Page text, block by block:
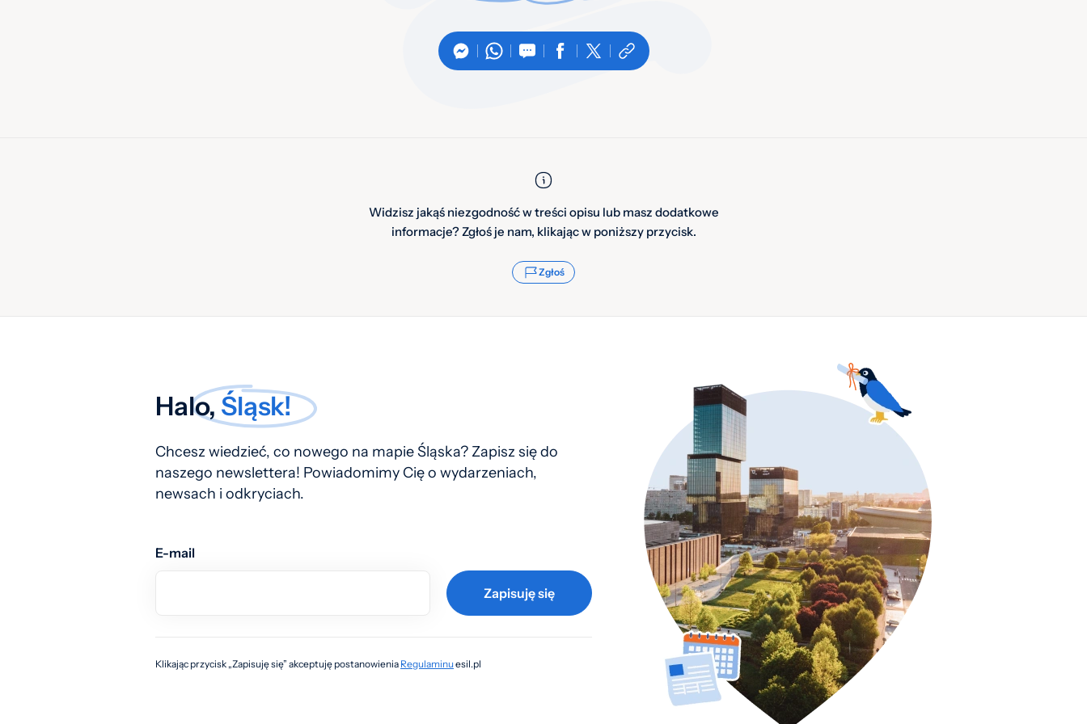
Widzisz jakąś niezgodność w treści opisu lub masz dodatkowe
informacje? Zgłoś je nam, klikając w poniższy przycisk.
Zgłoś
Halo, Śląsk!
Chcesz wiedzieć, co nowego na mapie Śląska? Zapisz się do
naszego newslettera! Powiadomimy Cię o wydarzeniach,
newsach i odkryciach.
E-mail
Zapisuję się
Klikając przycisk „Zapisuję się” akceptuję postanowienia Regulaminuesil.pl